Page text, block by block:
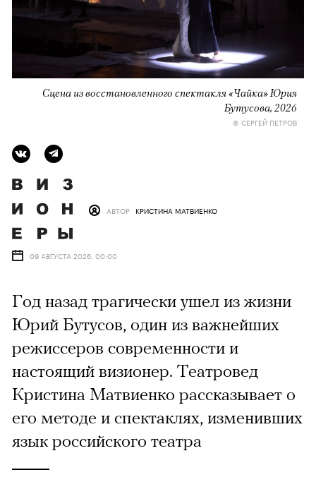
Сцена из восстановленного спектакля «Чайка» Юрия
Бутусова, 2026
© СЕРГЕЙ ПЕТРОВ
АВТОР КРИСТИНА МАТВИЕНКО
09 АВГУСТА 2026, 00:00
Год назад трагически ушел из жизни
Юрий Бутусов, один из важнейших
режиссеров современности и
настоящий визионер. Театровед
Кристина Матвиенко рассказывает о
его методе и спектаклях, изменивших
язык российского театра